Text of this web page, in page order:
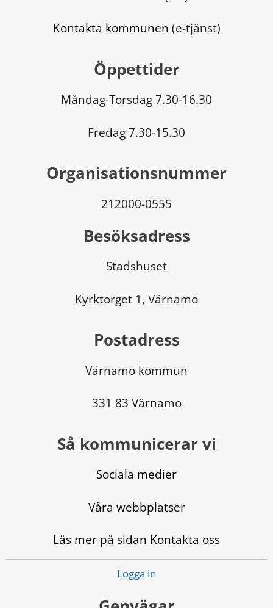
Kontakta kommunen (e-tjänst)
Öppettider
Måndag-Torsdag 7.30-16.30
Fredag 7.30-15.30
Organisationsnummer
212000-0555
Besöksadress
Stadshuset
Kyrktorget 1, Värnamo
Postadress
Värnamo kommun
331 83 Värnamo
Så kommunicerar vi
Sociala medier
Våra webbplatser
Läs mer på sidan Kontakta oss
Logga in